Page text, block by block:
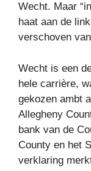
Wecht. Maar
haat aan de
verschoven
Wecht is een
hele carrière,
gekozen ambt
Allegheny
bank van de
County en het
verklaring